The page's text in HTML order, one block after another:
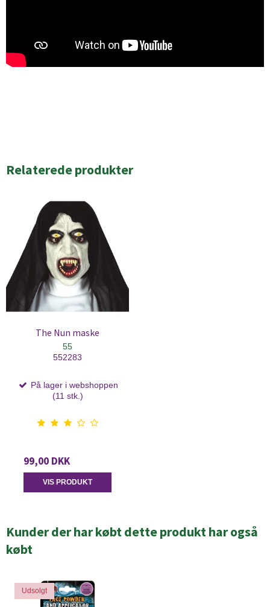
Relaterede produkter
The Nun maske
55
552283
På lager i webshoppen
(11 stk.)
99,00 DKK
VIS PRODUKT
Kunder der har købt dette produkt har også
købt
Udsolgt